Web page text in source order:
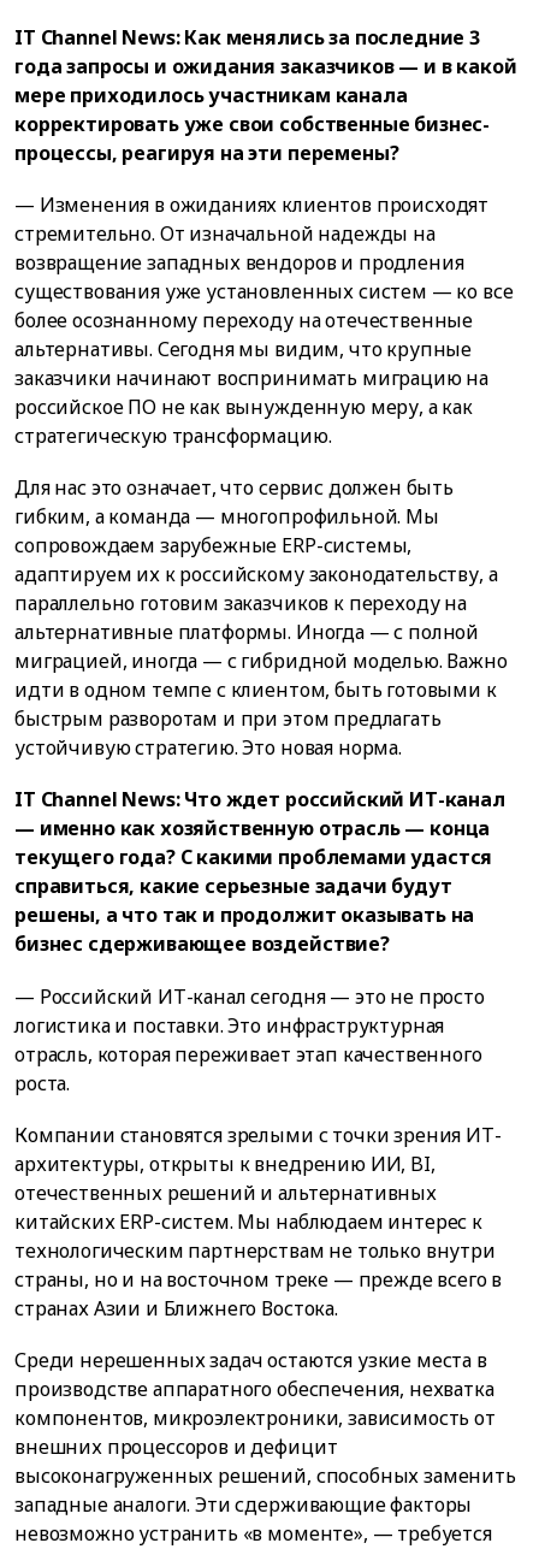
IT Channel News: Как менялись за последние 3
года запросы и ожидания заказчиков — и в какой
мере приходилось участникам канала
корректировать уже свои собственные бизнес-
процессы, реагируя на эти перемены?
— Изменения в ожиданиях клиентов происходят
стремительно. От изначальной надежды на
возвращение западных вендоров и продления
существования уже установленных систем — ко все
более осознанному переходу на отечественные
альтернативы. Сегодня мы видим, что крупные
заказчики начинают воспринимать миграцию на
российское ПО не как вынужденную меру, а как
стратегическую трансформацию.
Для нас это означает, что сервис должен быть
гибким, а команда — многопрофильной. Мы
сопровождаем зарубежные ERP-системы,
адаптируем их к российскому законодательству, а
параллельно готовим заказчиков к переходу на
альтернативные платформы. Иногда — с полной
миграцией, иногда — с гибридной моделью. Важно
идти в одном темпе с клиентом, быть готовыми к
быстрым разворотам и при этом предлагать
устойчивую стратегию. Это новая норма.
IT Channel News: Что ждет российский ИТ-канал
— именно как хозяйственную отрасль — конца
текущего года? С какими проблемами удастся
справиться, какие серьезные задачи будут
решены, а что так и продолжит оказывать на
бизнес сдерживающее воздействие?
— Российский ИТ-канал сегодня — это не просто
логистика и поставки. Это инфраструктурная
отрасль, которая переживает этап качественного
роста.
Компании становятся зрелыми с точки зрения ИТ-
архитектуры, открыты к внедрению ИИ, BI,
отечественных решений и альтернативных
китайских ERP-систем. Мы наблюдаем интерес к
технологическим партнерствам не только внутри
страны, но и на восточном треке — прежде всего в
странах Азии и Ближнего Востока.
Среди нерешенных задач остаются узкие места в
производстве аппаратного обеспечения, нехватка
компонентов, микроэлектроники, зависимость от
внешних процессоров и дефицит
высоконагруженных решений, способных заменить
западные аналоги. Эти сдерживающие факторы
невозможно устранить «в моменте», — требуется